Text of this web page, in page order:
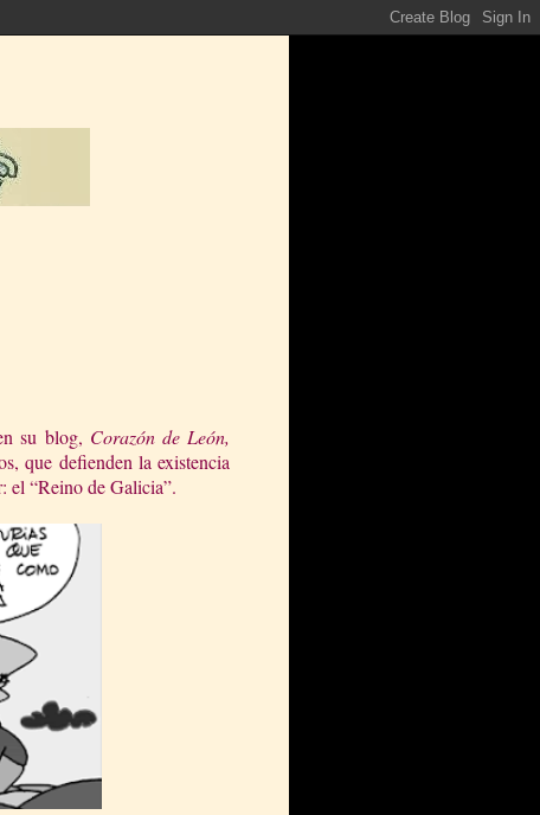
su blog, Corazón de León,
que defienden la existencia
el “Reino de Galicia”.